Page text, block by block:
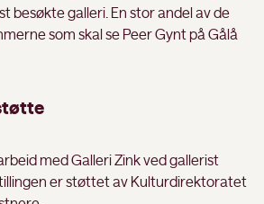
besøkte galleri. En stor andel av de
som skal se Peer Gynt på Gålå
med Galleri Zink ved gallerist
er støttet av Kulturdirektoratet